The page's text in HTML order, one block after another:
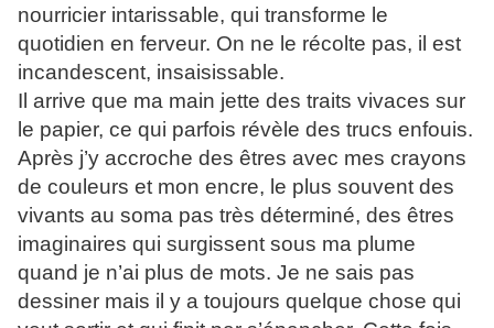
nourricier intarissable, qui transforme le
quotidien en ferveur. On ne le récolte pas, il est
incandescent, insaisissable.
Il arrive que ma main jette des traits vivaces sur
le papier, ce qui parfois révèle des trucs enfouis.
Après j’y accroche des êtres avec mes crayons
de couleurs et mon encre, le plus souvent des
vivants au soma pas très déterminé, des êtres
imaginaires qui surgissent sous ma plume
quand je n’ai plus de mots. Je ne sais pas
dessiner mais il y a toujours quelque chose qui